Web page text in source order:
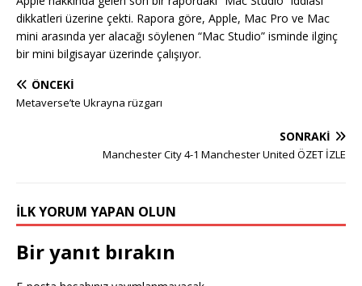
dikkatleri üzerine çekti. Rapora göre, Apple, Mac Pro ve Mac
mini arasında yer alacağı söylenen “Mac Studio” isminde ilginç
bir mini bilgisayar üzerinde çalışıyor.
ÖNCEKI
Metaverse’te Ukrayna rüzgarı
SONRAKI
Manchester City 4-1 Manchester United ÖZET İZLE
İLK YORUM YAPAN OLUN
Bir yanıt bırakın